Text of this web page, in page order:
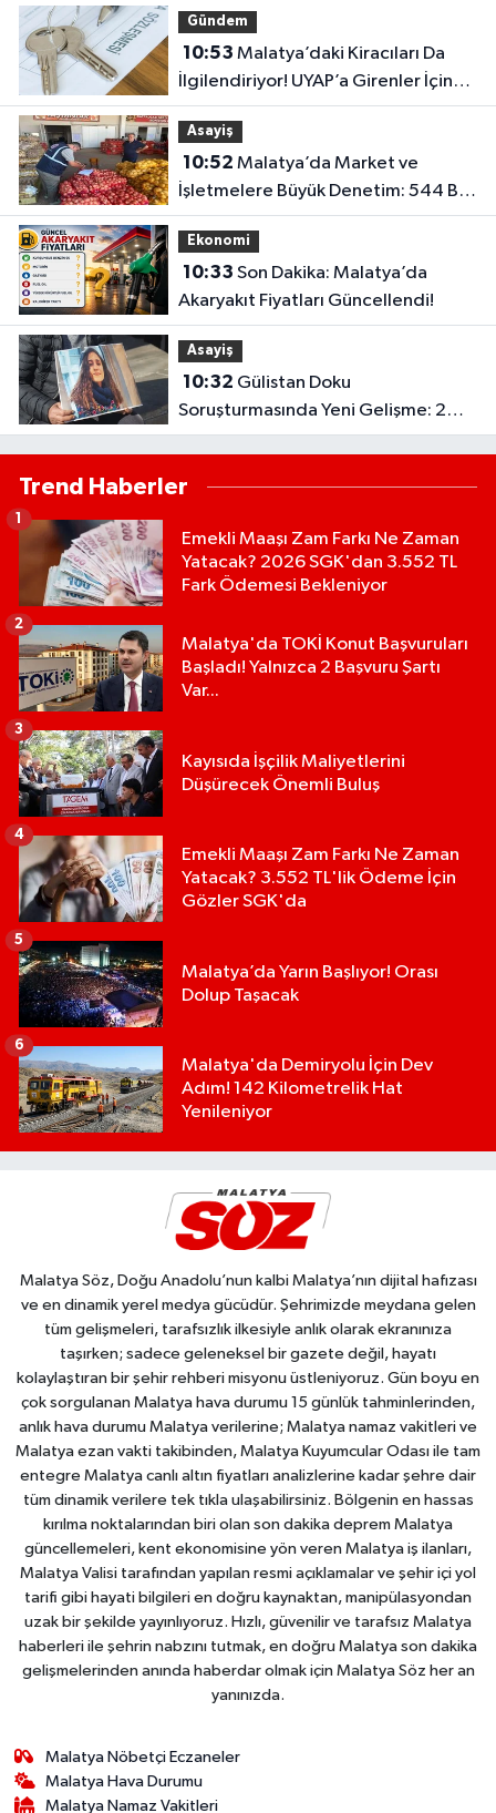
Gündem
10:53
İlgilendiriyor! UYAP’a Girenler İçin
Kritik İtiraz Kararı..
Asayiş
10:52
İşletmelere Büyük Denetim: 544 Bin
TL’lik Ceza
Ekonomi
10:33
Akaryakıt Fiyatları Güncellendi!
Asayiş
10:32
Soruşturmasında Yeni Gelişme: 2
Dalgıç Tutuklandı..
Trend Haberler
Emekli Maaşı Zam Farkı Ne Zaman
Yatacak? 2026 SGK'dan 3.552 TL
Fark Ödemesi Bekleniyor
1
Malatya'da TOKİ Konut Başvuruları
Başladı! Yalnızca 2 Başvuru Şartı
Var...
2
Kayısıda İşçilik Maliyetlerini
Düşürecek Önemli Buluş
3
Emekli Maaşı Zam Farkı Ne Zaman
Yatacak? 3.552 TL'lik Ödeme İçin
Gözler SGK'da
4
Malatya’da Yarın Başlıyor! Orası
Dolup Taşacak
5
Malatya'da Demiryolu İçin Dev
Adım! 142 Kilometrelik Hat
Yenileniyor
6
Malatya Söz, Doğu Anadolu’nun kalbi Malatya’nın dijital hafızası
ve en dinamik yerel medya gücüdür. Şehrimizde meydana gelen
tüm gelişmeleri, tarafsızlık ilkesiyle anlık olarak ekranınıza
taşırken; sadece geleneksel bir gazete değil, hayatı
kolaylaştıran bir şehir rehberi misyonu üstleniyoruz. Gün boyu en
çok sorgulanan Malatya hava durumu 15 günlük tahminlerinden,
anlık hava durumu Malatya verilerine; Malatya namaz vakitleri ve
Malatya ezan vakti takibinden, Malatya Kuyumcular Odası ile tam
entegre Malatya canlı altın fiyatları analizlerine kadar şehre dair
tüm dinamik verilere tek tıkla ulaşabilirsiniz. Bölgenin en hassas
kırılma noktalarından biri olan son dakika deprem Malatya
güncellemeleri, kent ekonomisine yön veren Malatya iş ilanları,
Malatya Valisi tarafından yapılan resmi açıklamalar ve şehir içi yol
tarifi gibi hayati bilgileri en doğru kaynaktan, manipülasyondan
uzak bir şekilde yayınlıyoruz. Hızlı, güvenilir ve tarafsız Malatya
haberleri ile şehrin nabzını tutmak, en doğru Malatya son dakika
gelişmelerinden anında haberdar olmak için Malatya Söz her an
yanınızda.
Malatya Nöbetçi Eczaneler
Malatya Hava Durumu
Malatya Namaz Vakitleri